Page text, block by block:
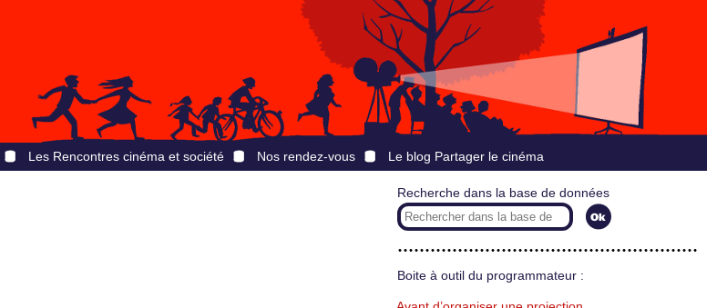
Les Rencontres cinéma et société Nos rendez-vous Le blog Partager le cinéma
Recherche dans la base de données
Boite à outil du programmateur :